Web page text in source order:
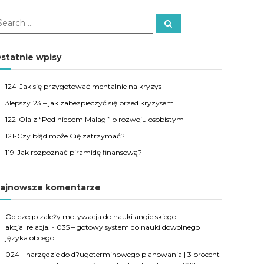
S
wpisy
124-Jak się przygotować mentalnie na kryzys
3lepszy123 – jak zabezpieczyć się przed kryzysem
122-Ola z “Pod niebem Malagi” o rozwoju osobistym
121-Czy błąd może Cię zatrzymać?
119-Jak rozpoznać piramidę finansową?
komentarze
Od czego zależy motywacja do nauki angielskiego -
akcja_relacja. - 035 – gotowy system do nauki dowolnego
języka obcego
024 - narzędzie do d?ugoterminowego planowania | 3 procent